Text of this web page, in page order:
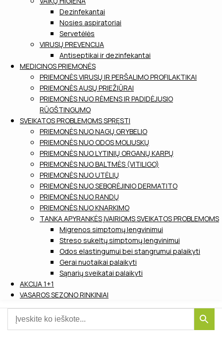
Dezinfekantai
Nosies aspiratoriai
Servetėlės
VIRUSŲ PREVENCIJA
Antiseptikai ir dezinfekantai
MEDICINOS PRIEMONĖS
PRIEMONĖS VIRUSŲ IR PERŠALIMO PROFILAKTIKAI
PRIEMONĖS AUSŲ PRIEŽIŪRAI
PRIEMONĖS NUO RĖMENS IR PADIDĖJUSIO
RŪGŠTINGUMO
SVEIKATOS PROBLEMOMS SPRĘSTI
PRIEMONĖS NUO NAGŲ GRYBELIO
PRIEMONĖS NUO ODOS MOLIUSKŲ
PRIEMONĖS NUO LYTINIŲ ORGANŲ KARPŲ
PRIEMONĖS NUO BALTMĖS (VITILIGO)
PRIEMONĖS NUO UTĖLIŲ
PRIEMONĖS NUO SEBORĖJINIO DERMATITO
PRIEMONĖS NUO RANDŲ
PRIEMONĖS NUO KNARKIMO
TANKA APYRANKĖS ĮVAIRIOMS SVEIKATOS PROBLEMOMS
Migrenos simptomų lengvinimui
Streso sukeltų simptomų lengvinimui
Odos elastingumui bei stangrumui palaikyti
Gerai nuotaikai palaikyti
Sąnarių sveikatai palaikyti
AKCIJA 1+1
VASAROS SEZONO RINKINIAI